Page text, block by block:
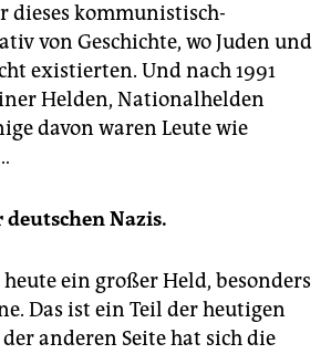
dieses kommunistisch-
von Geschichte, wo Juden und
existierten. Und nach 1991
Helden, Nationalhelden
davon waren Leute wie
Nazis.
ein großer Held, besonders
Das ist ein Teil der heutigen
anderen Seite hat sich die